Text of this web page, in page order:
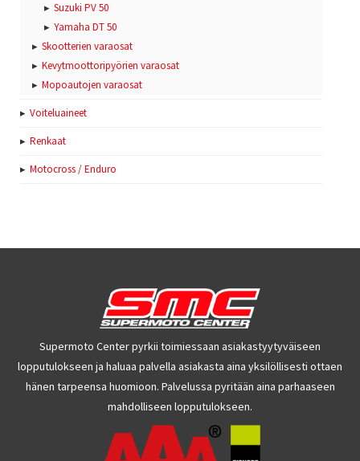
Suzuki PV 50
Yamaha DT 50
Skootterien varaosat
Kevytmoottoripyörien varaosat
Mopoautojen varaosat
Voiteluaineet
Renkaat
Motocross / Enduro
Supermoto Center pyrkii toimiessaan asiakastyytyväiseen
lopputulokseen ja haluaa palvella asiakasta aina yksilöllisesti ottaen
hänen tarpeensa huomioon. Palvelussa pyritään aina parhaaseen
mahdolliseen lopputulokseen.